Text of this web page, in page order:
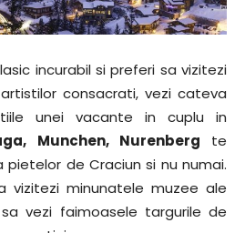
incurabil si preferi sa vizitezi
consacrati, vezi cateva
unei vacante in cuplu in
Munchen, Nurenberg te
de Craciun si nu numai.
vizitezi minunatele muzee ale
vezi faimoasele targurile de